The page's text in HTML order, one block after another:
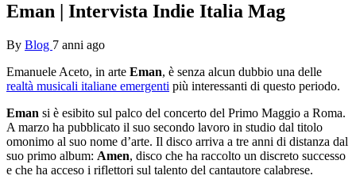
Eman | Intervista Indie Italia Mag
By Blog 7 anni ago
Emanuele Aceto, in arte Eman, è senza alcun dubbio una delle
realtà musicali italiane emergenti più interessanti di questo periodo.
Eman si è esibito sul palco del concerto del Primo Maggio a Roma.
A marzo ha pubblicato il suo secondo lavoro in studio dal titolo
omonimo al suo nome d’arte. Il disco arriva a tre anni di distanza dal
suo primo album: Amen, disco che ha raccolto un discreto successo
e che ha acceso i riflettori sul talento del cantautore calabrese.